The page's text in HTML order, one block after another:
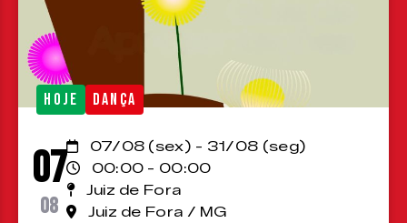
HOJE DANÇA
07
08
07/08 (sex) - 31/08 (seg)
00:00 - 00:00
Juiz de Fora
Juiz de Fora / MG